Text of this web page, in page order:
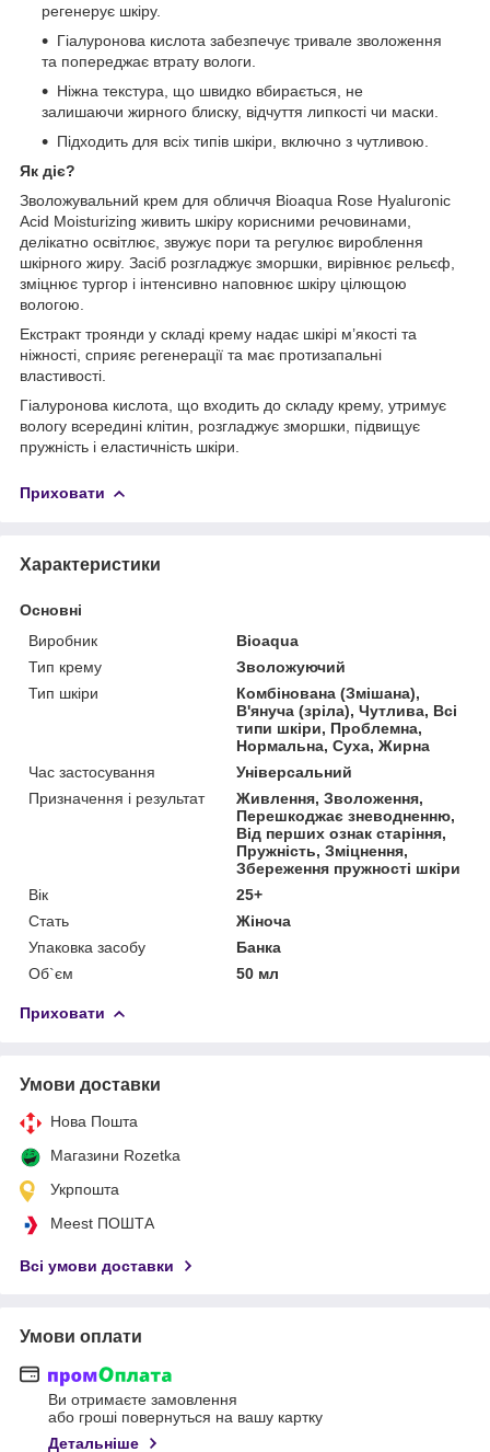
регенерує шкіру.
Гіалуронова кислота забезпечує тривале зволоження
та попереджає втрату вологи.
Ніжна текстура, що швидко вбирається, не
залишаючи жирного блиску, відчуття липкості чи маски.
Підходить для всіх типів шкіри, включно з чутливою.
Як діє?
Зволожувальний крем для обличчя Bioaqua Rose Hyaluronic
Acid Moisturizing живить шкіру корисними речовинами,
делікатно освітлює, звужує пори та регулює вироблення
шкірного жиру. Засіб розгладжує зморшки, вирівнює рельєф,
зміцнює тургор і інтенсивно наповнює шкіру цілющою
вологою.
Екстракт троянди у складі крему надає шкірі м’якості та
ніжності, сприяє регенерації та має протизапальні
властивості.
Гіалуронова кислота, що входить до складу крему, утримує
вологу всередині клітин, розгладжує зморшки, підвищує
пружність і еластичність шкіри.
Приховати
Характеристики
Основні
Виробник
Bioaqua
Тип крему
Зволожуючий
Тип шкіри
Комбінована (Змішана),
В'януча (зріла), Чутлива, Всі
типи шкіри, Проблемна,
Нормальна, Суха, Жирна
Час застосування
Універсальний
Призначення і результат
Живлення, Зволоження,
Перешкоджає зневодненню,
Від перших ознак старіння,
Пружність, Зміцнення,
Збереження пружності шкіри
Вік
25+
Стать
Жіноча
Упаковка засобу
Банка
Об`єм
50 мл
Приховати
Умови доставки
Нова Пошта
Магазини Rozetka
Укрпошта
Meest ПОШТА
Всі умови доставки
Умови оплати
Ви отримаєте замовлення
або гроші повернуться на вашу картку
Детальніше